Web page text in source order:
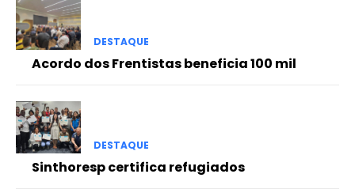
DESTAQUE
Acordo dos Frentistas beneficia 100 mil
DESTAQUE
Sinthoresp certifica refugiados